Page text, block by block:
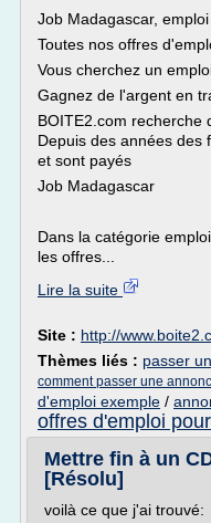
Job Madagascar,
Toutes nos offres
Vous cherchez un
Gagnez de l'argent en
BOITE2.com recherche
Depuis des années des
et sont payés
Job Madagascar
Dans la catégorie
les offres...
Lire la suite
Site : http://
Thèmes liés : passer
comment passer une
d'emploi exemple /
offres d'emploi
Mettre fin à un
[Résolu]
voilà ce que j'ai trouvé: